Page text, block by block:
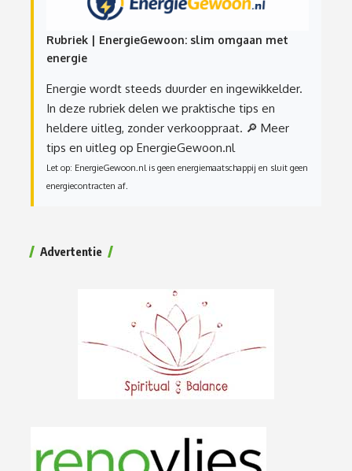
Rubriek | EnergieGewoon: slim omgaan met
energie
Energie wordt steeds duurder en ingewikkelder.
In deze rubriek delen we praktische tips en
heldere uitleg, zonder verkooppraat. 🔎 Meer
tips en uitleg op EnergieGewoon.nl
Let op: EnergieGewoon.nl is geen energiemaatschappij en sluit geen
energiecontracten af.
Advertentie